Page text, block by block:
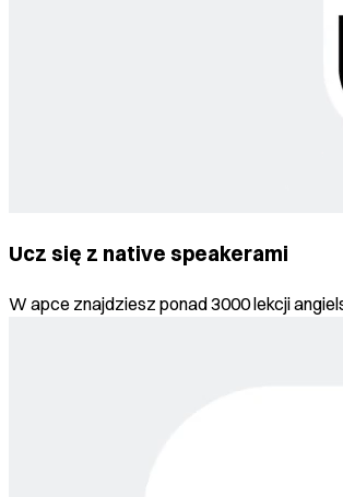
Ucz się z native speakerami
W apce znajdziesz ponad 3000 lekcji